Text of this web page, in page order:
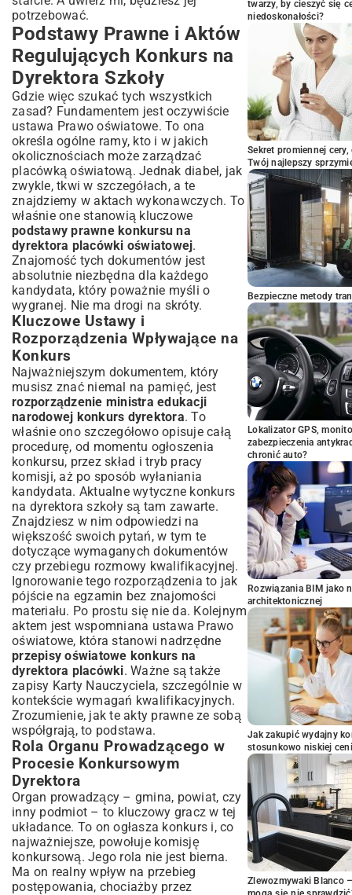
dla Uczestników Konkursu
Jak Efektywnie Przygotować się do
Konkursu na Dyrektora?
Podsumowanie Kluczowych Zagadnień
Prawnych i Organizacyjnych
potrzebować.
Podstawy Prawne i Aktów
Regulujących Konkurs na
Dyrektora Szkoły
Gdzie więc szukać tych wszystkich
zasad? Fundamentem jest oczywiście
ustawa Prawo oświatowe. To ona
określa ogólne ramy, kto i w jakich
okolicznościach może zarządzać
placówką oświatową. Jednak diabeł, jak
zwykle, tkwi w szczegółach, a te
znajdziemy w aktach wykonawczych. To
właśnie one stanowią kluczowe
podstawy prawne konkursu na
dyrektora placówki oświatowej.
Znajomość tych dokumentów jest
absolutnie niezbędna dla każdego
kandydata, który poważnie myśli o
wygranej. Nie ma drogi na skróty.
Kluczowe Ustawy i
Rozporządzenia Wpływające na
Konkurs
Najważniejszym dokumentem, który
musisz znać niemal na pamięć, jest
rozporządzenie ministra edukacji
narodowej konkurs dyrektora. To
właśnie ono szczegółowo opisuje całą
procedurę, od momentu ogłoszenia
konkursu, przez skład i tryb pracy
komisji, aż po sposób wyłaniania
kandydata. Aktualne wytyczne konkurs
na dyrektora szkoły są tam zawarte.
Znajdziesz w nim odpowiedzi na
większość swoich pytań, w tym te
dotyczące wymaganych dokumentów
czy przebiegu rozmowy kwalifikacyjnej.
Ignorowanie tego rozporządzenia to jak
pójście na egzamin bez znajomości
materiału. Po prostu się nie da. Kolejnym
aktem jest wspomniana ustawa Prawo
oświatowe, która stanowi nadrzędne
przepisy oświatowe konkurs na
dyrektora placówki. Ważne są także
zapisy Karty Nauczyciela, szczególnie w
kontekście wymagań kwalifikacyjnych.
Zrozumienie, jak te akty prawne ze sobą
współgrają, to podstawa.
Rola Organu Prowadzącego w
Procesie Konkursowym
Dyrektora
Organ prowadzący – gmina, powiat, czy
inny podmiot – to kluczowy gracz w tej
układance. To on ogłasza konkurs i, co
najważniejsze, powołuje komisję
konkursową. Jego rola nie jest bierna.
Ma on realny wpływ na przebieg
postępowania, chociażby przez
twarzy, by cieszyć się
niedoskonałości?
Sekret promiennej
Twój najlepszy
Bezpieczne metody
Lokalizator GPS,
zabezpieczenia
chronić auto?
Rozwiązania BIM jako
architektonicznej
Jak zakupić wydajny
stosunkowo niskiej
Zlewozmywaki Blanco